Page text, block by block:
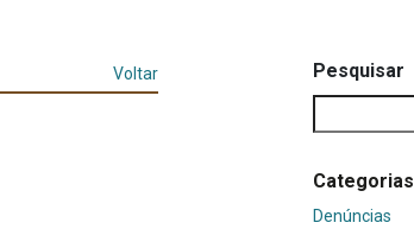
Voltar
Pesquisar
Categorias
Denúncias